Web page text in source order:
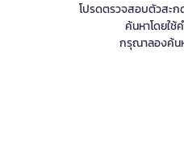
โปรดตรวจสอบตัวสะ
ค้นหาโดยใช้
กรุณาลองค้น